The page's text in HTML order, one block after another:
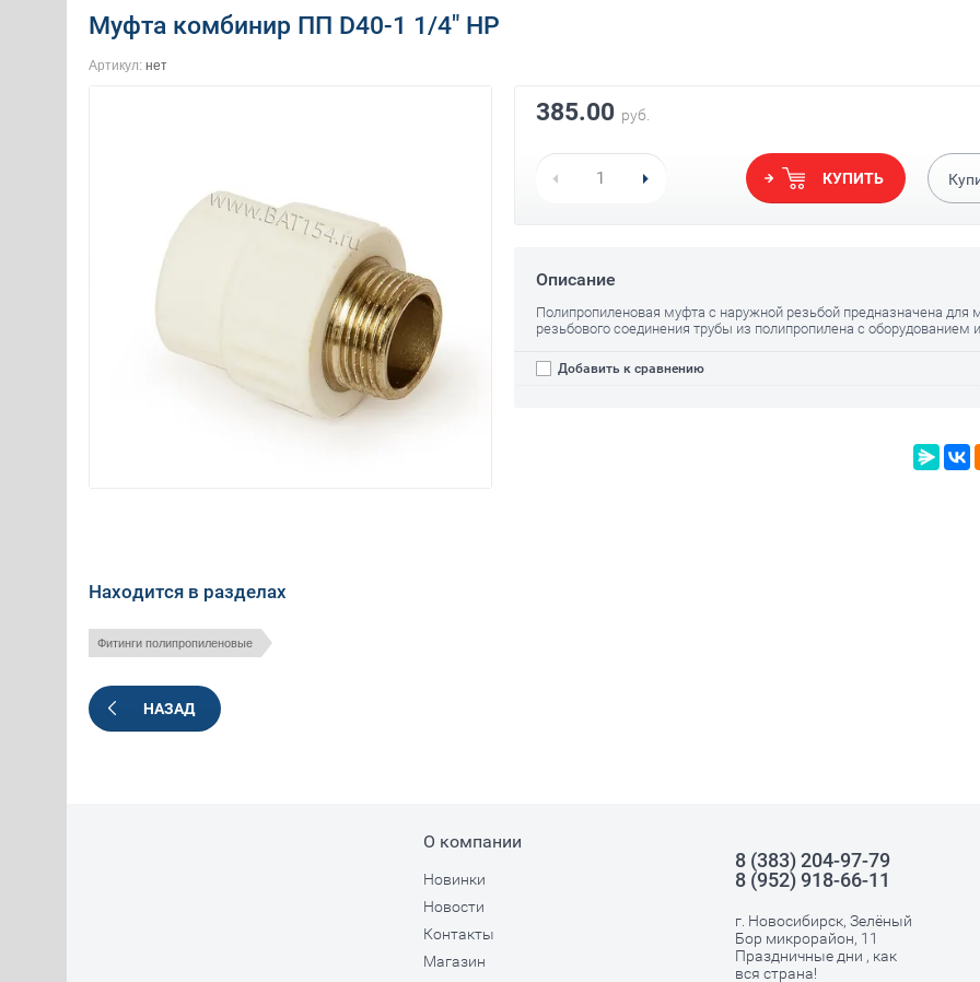
Муфта комбинир ПП D40-1 1/4" НР
Артикул: нет
385.00 руб.
КУПИТЬ
Описание
Полипропиленовая муфта с наружной резьбой предназначена для
резьбового соединения трубы из полипропилена с оборудованием
Добавить к сравнению
Находится в разделах
Фитинги полипропиленовые
НАЗАД
О компании
Новинки
Новости
Контакты
Магазин
8 (383) 204-97-79
8 (952) 918-66-11
г. Новосибирск, Зелёный
Бор микрорайон, 11
Праздничные дни , как
вся страна!